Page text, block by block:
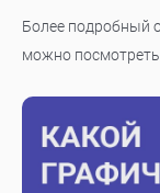
Более подробный
можно посмотреть